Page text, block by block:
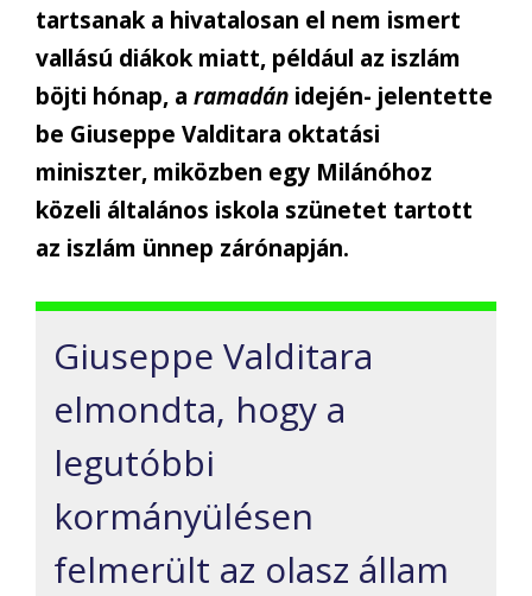
tartsanak a hivatalosan el nem ismert
vallású diákok miatt, például az iszlám
böjti hónap, a ramadán idején- jelentette
be Giuseppe Valditara oktatási
miniszter, miközben egy Milánóhoz
közeli általános iskola szünetet tartott
az iszlám ünnep zárónapján.
Giuseppe Valditara
elmondta, hogy a
legutóbbi
kormányülésen
felmerült az olasz állam